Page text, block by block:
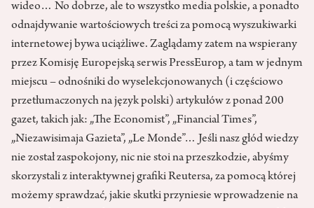
wideo… No dobrze, ale to wszystko media polskie, a ponadto
odnajdywanie wartościowych treści za pomocą wyszukiwarki
internetowej bywa uciążliwe. Zaglądamy zatem na wspierany
przez Komisję Europejską serwis PressEurop, a tam w jednym
miejscu – odnośniki do wyselekcjonowanych (i częściowo
przetłumaczonych na język polski) artykułów z ponad 200
gazet, takich jak: „The Economist”, „Financial Times”,
„Niezawisimaja Gazieta”, „Le Monde”… Jeśli nasz głód wiedzy
nie został zaspokojony, nic nie stoi na przeszkodzie, abyśmy
skorzystali z interaktywnej grafiki Reutersa, za pomocą której
możemy sprawdzać, jakie skutki przyniesie wprowadzenie na